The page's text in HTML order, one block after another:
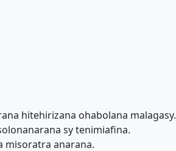
hitehirizana ohabolana malagasy.
sy tenimiafina.
misoratra anarana.